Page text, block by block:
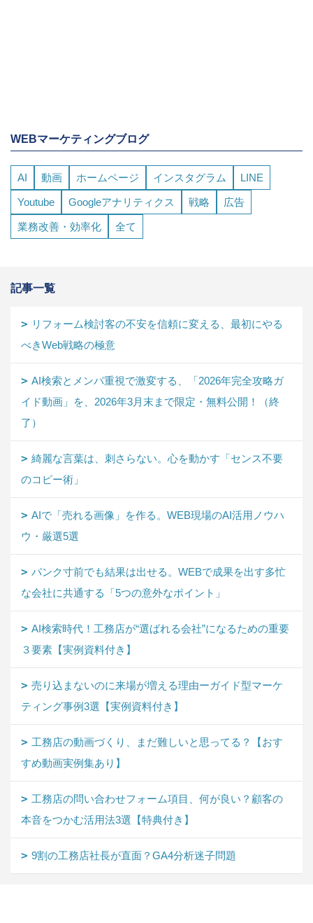
WEBマーケティングブログ
AI 動画 ホームページ インスタグラム LINE
Youtube Googleアナリティクス 戦略 広告
業務改善・効率化 全て
記事一覧
リフォーム検討客の不安を信頼に変える、最初にやる
べきWeb戦略の極意
AI検索とメンパ重視で激変する、「2026年完全攻略ガ
イド動画」を、2026年3月末まで限定・無料公開！（終
了）
綺麗な言葉は、刺さらない。心を動かす「センス不要
のコピー術」
AIで「売れる画像」を作る。WEB現場のAI活用ノウハ
ウ・厳選5選
パンク寸前でも結果は出せる。WEBで成果を出す多忙
な会社に共通する「5つの意外なポイント」
AI検索時代！工務店が“選ばれる会社”になるための重要
３要素【実例資料付き】
売り込まないのに来場が増える理由ーガイド型マーケ
ティング事例3選【実例資料付き】
工務店の動画づくり、まだ難しいと思ってる？【おす
すめ動画実例集あり】
工務店の問い合わせフォーム項目、何が良い？顧客の
本音をつかむ活用法3選【特典付き】
9割の工務店社長が直面？GA4分析迷子問題